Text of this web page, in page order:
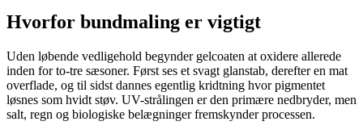
Hvorfor bundmaling er vigtigt
Uden løbende vedligehold begynder gelcoaten at oxidere allerede
inden for to-tre sæsoner. Først ses et svagt glanstab, derefter en mat
overflade, og til sidst dannes egentlig kridtning hvor pigmentet
løsnes som hvidt støv. UV-strålingen er den primære nedbryder, men
salt, regn og biologiske belægninger fremskynder processen.